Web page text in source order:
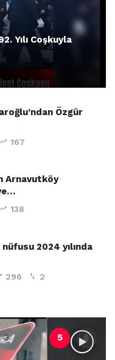
Yılı Coşkuyla
Özgür
167
Arnavutköy
138
2024 yılında
296 2